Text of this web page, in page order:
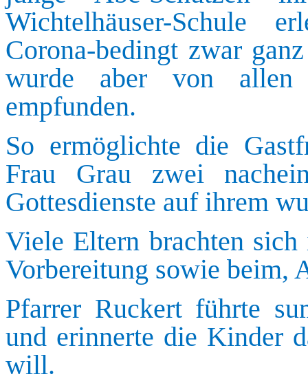
Wichtelhäuser-Schule
Corona-bedingt zwar
wurde aber von
empfunden.
So ermöglichte die
Frau Grau zwei
Gottesdienste auf ihrem
Viele Eltern brachten
Vorbereitung sowie beim,
Pfarrer Ruckert führte
und erinnerte die Kinder
will.